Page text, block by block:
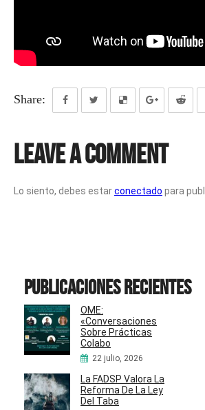
Share:
Leave a Comment
Lo siento, debes estarconectado para
Publicaciones recientes
OME:
«Conversaciones
Sobre Prácticas
Colabo
22 julio, 2026
La FADSP Valora La
Reforma De La Ley
Del Taba